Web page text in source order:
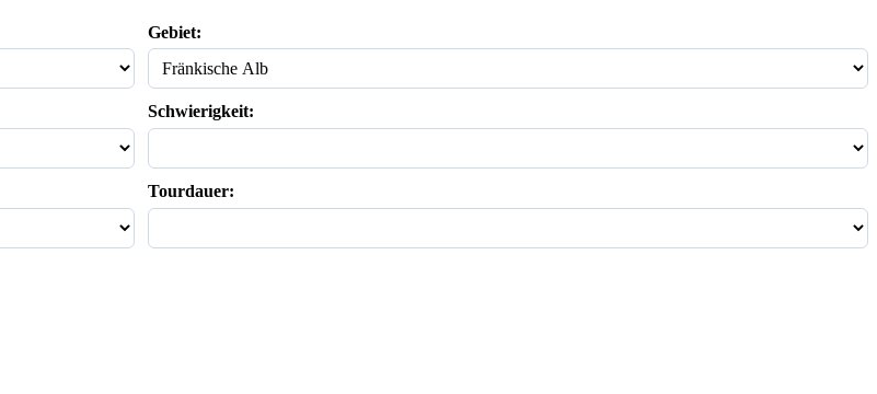
Gebiet:
Schwierigkeit:
Tourdauer: